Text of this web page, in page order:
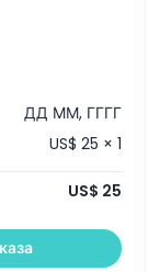
ДД ММ, ГГГГ
US$ 25 × 1
US$ 25